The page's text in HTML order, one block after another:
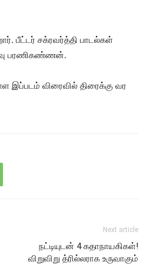
பீட்டர் சக்ரவர்த்தி பாடல்கள்
பரணிகண்ணன்.
இப்படம் விரைவில் திரைக்கு வர
Next article
நட்டியுடன் 4 கதாநாயகிகள்!
விறுவிறு த்ரில்லராக உருவாகும்